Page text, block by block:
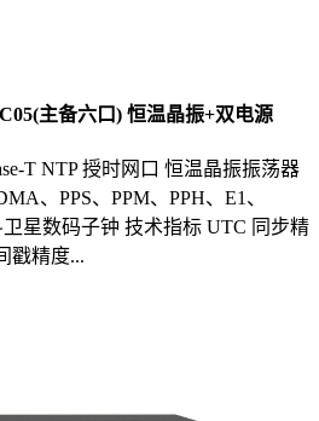
主备六口) 恒温晶振+双电源
T NTP 授时网口 恒温晶振振荡器
、PPS、PPM、PPH、E1、
星数码子钟 技术指标 UTC 同步精
戳精度...